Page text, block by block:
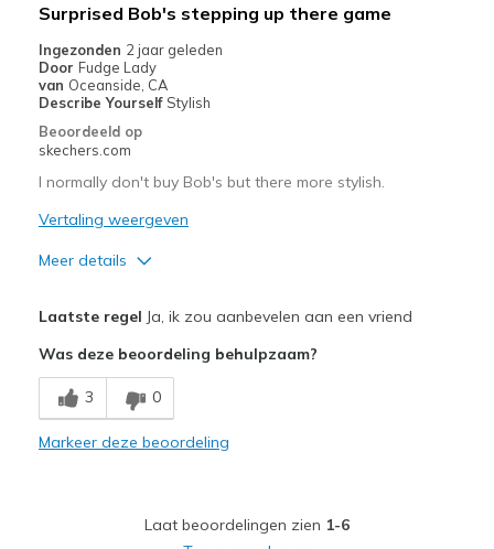
Sizing
View On Shoes
Shoes are for Wearing
Surprised Bob's stepping up there game
Ingezonden 2 jaar geleden
Door Fudge Lady
van Oceanside, CA
Describe Yourself Stylish
Beoordeeld op
skechers.com
I normally don't buy Bob's but there more stylish.
Vertaling weergeven
Meer details
Love the colors bought 2
Stylish
Laatste regel Ja, ik zou aanbevelen aan een vriend
Was deze beoordeling behulpzaam?
3 0
Markeer deze beoordeling
Laat beoordelingen zien 1-6